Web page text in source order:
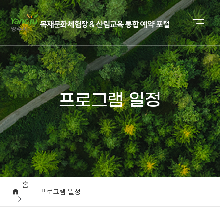
프로그램 일정
홈
프로그램 일정